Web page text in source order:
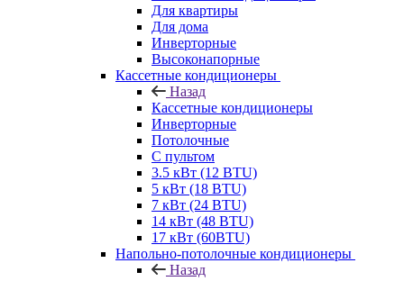
Для квартиры
Для дома
Инверторные
Высоконапорные
Кассетные кондиционеры
Назад
Кассетные кондиционеры
Инверторные
Потолочные
С пультом
3.5 кВт (12 BTU)
5 кВт (18 BTU)
7 кВт (24 BTU)
14 кВт (48 BTU)
17 кВт (60BTU)
Напольно-потолочные кондиционеры
Назад